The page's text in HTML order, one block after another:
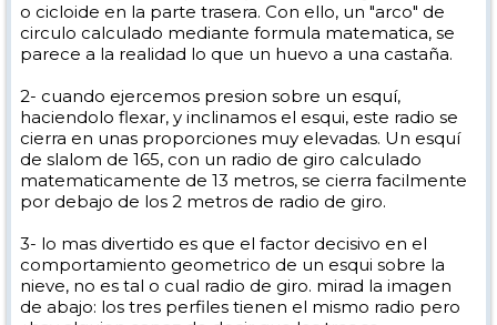
o cicloide en la parte trasera. Con ello, un "arco" de
circulo calculado mediante formula matematica, se
parece a la realidad lo que un huevo a una castaña.
2- cuando ejercemos presion sobre un esquí,
haciendolo flexar, y inclinamos el esqui, este radio se
cierra en unas proporciones muy elevadas. Un esquí
de slalom de 165, con un radio de giro calculado
matematicamente de 13 metros, se cierra facilmente
por debajo de los 2 metros de radio de giro.
3- lo mas divertido es que el factor decisivo en el
comportamiento geometrico de un esqui sobre la
nieve, no es tal o cual radio de giro. mirad la imagen
de abajo: los tres perfiles tienen el mismo radio pero